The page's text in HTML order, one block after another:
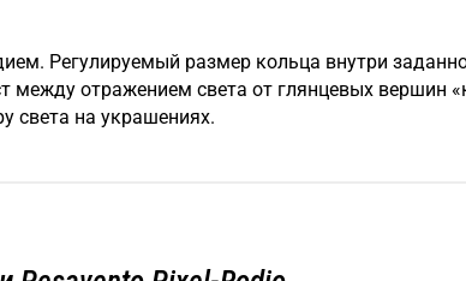
Регулируемый размер кольца внутри
отражением света от глянцевых вершин
света на украшениях.